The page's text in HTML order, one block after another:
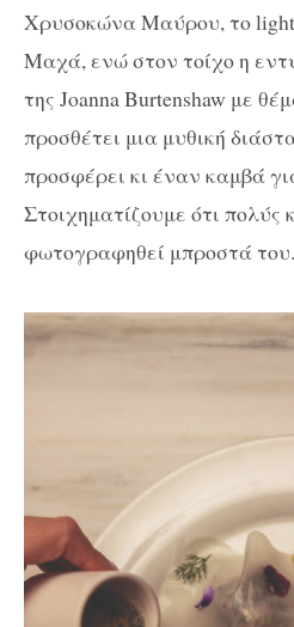
Χρυσοκώνα Μαύρου, το
Μαχά, ενώ στον τοίχο η
της Joanna Burtenshaw με
προσθέτει μια μυθική
προσφέρει κι έναν καμβά
Στοιχηματίζουμε ότι πολύς
φωτογραφηθεί μπροστά του.